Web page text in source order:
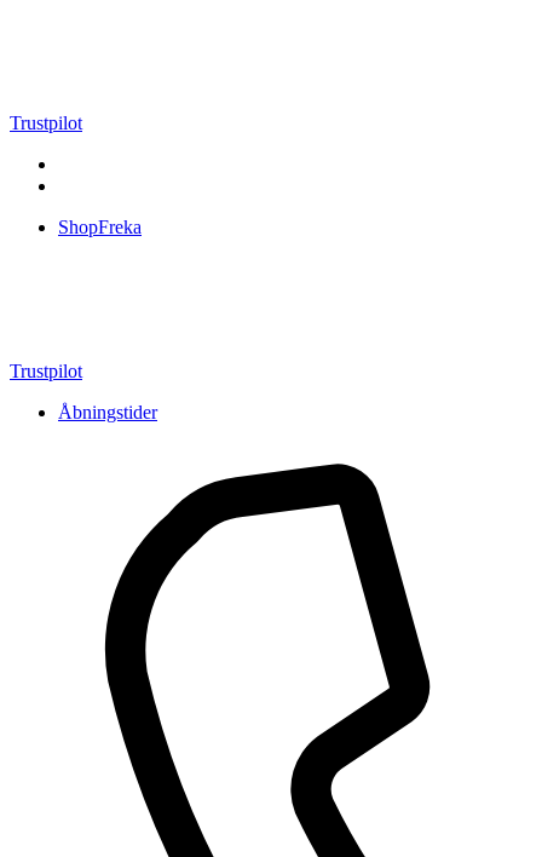
Trustpilot
ShopFreka
Trustpilot
Åbningstider